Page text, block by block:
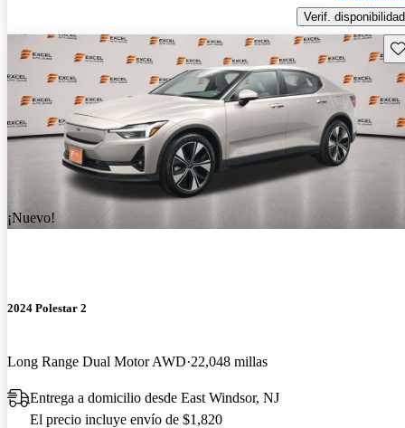
Verif. disponibilidad
¡Nuevo!
2024 Polestar 2
Long Range Dual Motor AWD 22,048 millas
Entrega a domicilio desde East Windsor, NJ
El precio incluye envío de $1,820